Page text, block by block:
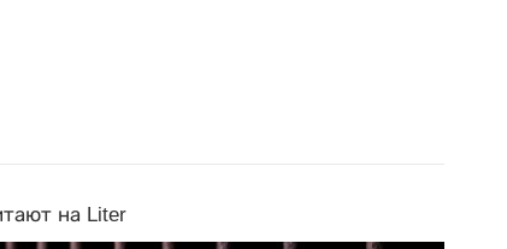
на Liter